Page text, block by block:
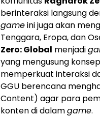
berinteraksi langsung
gameini juga akan
Tenggara, Eropa, dan
Zero: Global menjadi
yang mengusung
memperkuat interaksi
GGU berencana
Content) agar para
konten di dalamgame.